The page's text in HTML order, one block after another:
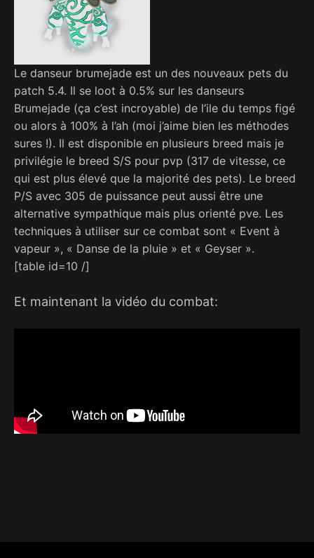
Le danseur brumejade est un des nouveaux pets du
patch 5.4. Il se loot à 0.5% sur les danseurs
Brumejade (ça c’est incroyable) de l’ile du temps figé
ou alors à 100% à l’ah (moi j’aime bien les méthodes
sures !). Il est disponible en plusieurs breed mais je
privilégie le breed S/S pour pvp (317 de vitesse, ce
qui est plus élevé que la majorité des pets). Le breed
P/S avec 305 de puissance peut aussi être une
alternative sympathique mais plus orienté pve. Les
techniques à utiliser sur ce combat sont « Event à
vapeur », « Danse de la pluie » et « Geyser ».
[table id=10 /]
Et maintenant la vidéo du combat: